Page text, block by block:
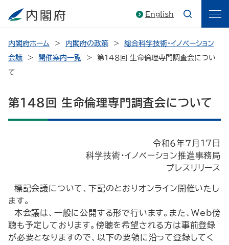
English
内閣府ホーム 内閣府の政策
総合科学技術・イノベーション
会議
開催案内一覧
第１４８回 生命倫理専門調査会につい
て
第１４８回 生命倫理専門調査会について
令和６年７月17日
科学技術・イノベーション推進事務局
プレスリリース
標記会議について、下記のとおりオンライン開催いたし
ます。
本会議は、一般に公開する形で行います。また、Web傍
聴も予定しております。傍聴を希望される方は事前登録
が必要となりますので、以下の要領に沿って登録してく